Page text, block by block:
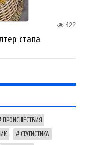
422
стала
ПРОИСШЕСТВИЯ
СТАТИСТИКА